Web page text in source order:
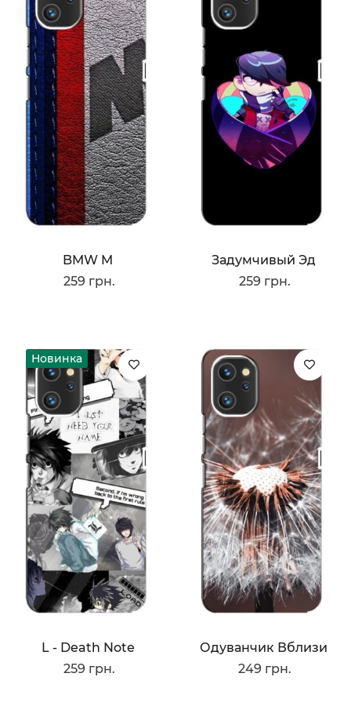
BMW M
259 грн.
Задумчивый Эд
259 грн.
Новинка
L - Death Note
259 грн.
Одуванчик Вблизи
249 грн.